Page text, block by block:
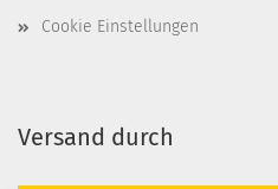
Cookie Einstellungen
Versand durch